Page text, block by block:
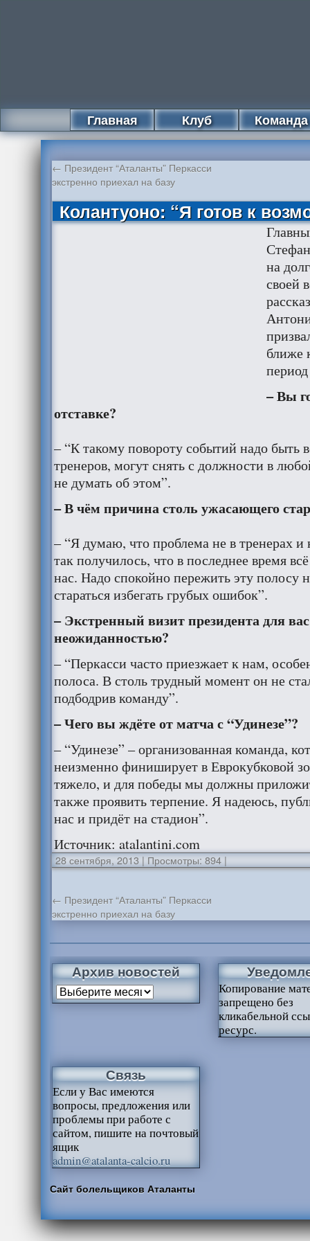
Главная Клуб Команда
← Президент “Аталанты” Перкасси
экстренно приехал на базу
Колантуоно: “Я готов к
на
своей
ближе
– Вы
отставке?
– “К такому повороту событий надо быть
тренеров, могут снять с должности в
не думать об этом”.
– В чём причина столь ужасающего
– “Я думаю, что проблема не в тренерах и
так получилось, что в последнее время
нас. Надо спокойно пережить эту полосу
стараться избегать грубых ошибок”.
– Экстренный визит президента для
неожиданностью?
– “Перкасси часто приезжает к нам,
полоса. В столь трудный момент он не
подбодрив команду”.
– Чего вы ждёте от матча с “Удинезе”?
– “Удинезе” – организованная команда,
неизменно финиширует в Еврокубковой
тяжело, и для победы мы должны
также проявить терпение. Я надеюсь,
нас и придёт на стадион”.
Источник: atalantini.com
28 сентября, 2013 | Просмотры: 894|
← Президент “Аталанты” Перкасси
экстренно приехал на базу
Архив новостей
Копирование
запрещено без
кликабельной
ресурс.
Связь
Если у Вас имеются
вопросы, предложения или
проблемы при работе с
сайтом, пишите на почтовый
ящик
admin@atalanta-calcio.ru
Сайт болельщиков Аталанты